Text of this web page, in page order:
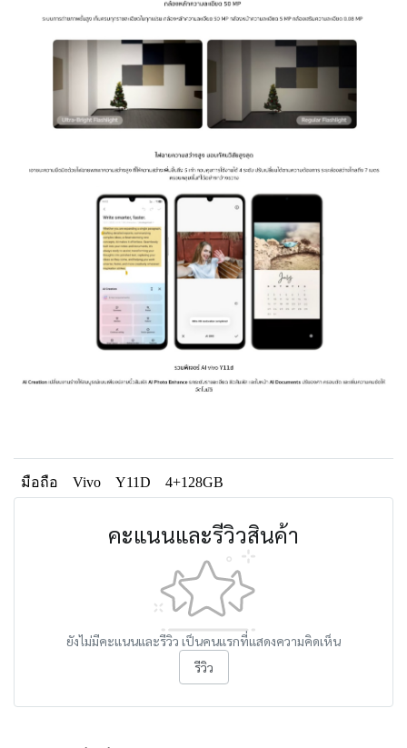
มือถือ Vivo Y11D 4+128GB
คะแนนและรีวิวสินค้า
ยังไม่มีคะแนนและรีวิว เป็นคนแรกที่แสดงความคิดเห็น
รีวิว